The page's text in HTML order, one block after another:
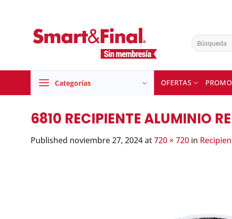
Buscar
por:
Categorías OFERTAS
6810 RECIPIENTE ALUMINIO
Published noviembre 27, 2024at720 × 720 in